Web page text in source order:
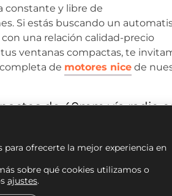
constante y libre de
Si estás buscando un
una relación calidad-precio
ventanas compactas, te
de motores nice de
de 40mm vía radio
limpia que no requiera
para pasar cables hacia un
de 40mm vía radio son la
placa receptora de frecuencia
para ofrecerte la mejor experiencia en
sobre qué cookies utilizamos o
ajustes.